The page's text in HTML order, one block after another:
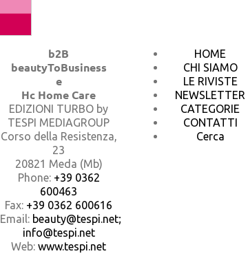
b2B
beautyToBusiness
e
Hc Home Care
EDIZIONI TURBO by
TESPI MEDIAGROUP
Corso della Resistenza,
23
20821 Meda (Mb)
Phone: +39 0362
600463
Fax: +39 0362 600616
Email: beauty@tespi.net;
info@tespi.net
Web: www.tespi.net
HOME
CHI SIAMO
LE RIVISTE
NEWSLETTER
CATEGORIE
CONTATTI
Cerca